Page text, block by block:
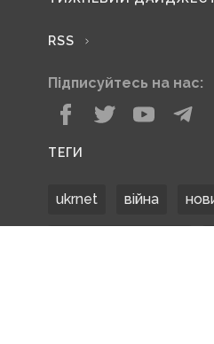
RSS
Підписуйтесь на нас:
ТЕГИ
ukrnet війна